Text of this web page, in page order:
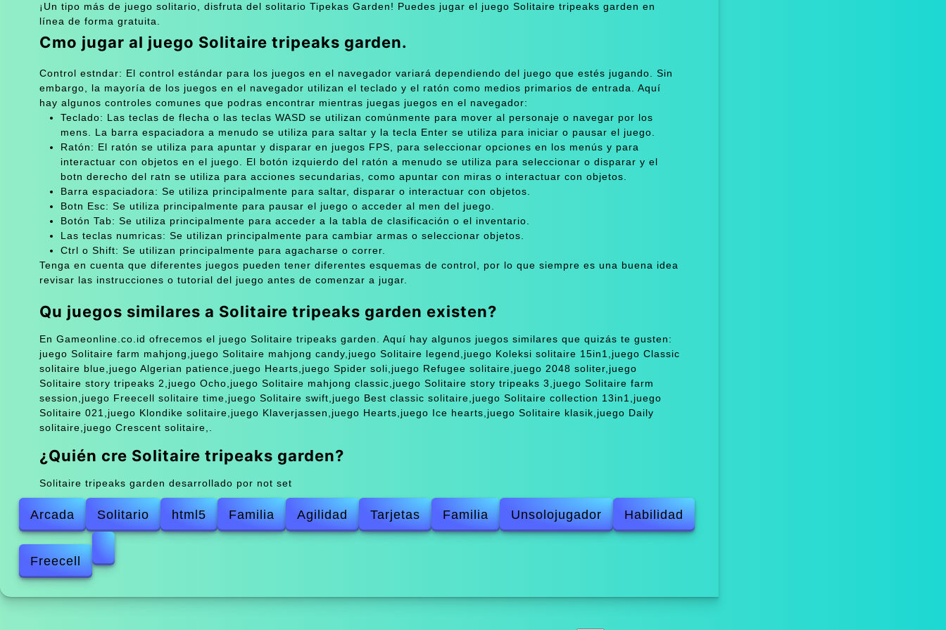
¡Un tipo más de juego solitario, disfruta del solitario Tipekas Garden! Puedes jugar el juego Solitaire tripeaks garden en
línea de forma gratuita.
Cmo jugar al juego Solitaire tripeaks garden.
Control estndar: El control estándar para los juegos en el navegador variará dependiendo del juego que estés jugando. Sin
embargo, la mayoría de los juegos en el navegador utilizan el teclado y el ratón como medios primarios de entrada. Aquí
hay algunos controles comunes que podras encontrar mientras juegas juegos en el navegador:
Teclado: Las teclas de flecha o las teclas WASD se utilizan comúnmente para mover al personaje o navegar por los
mens. La barra espaciadora a menudo se utiliza para saltar y la tecla Enter se utiliza para iniciar o pausar el juego.
Ratón: El ratón se utiliza para apuntar y disparar en juegos FPS, para seleccionar opciones en los menús y para
interactuar con objetos en el juego. El botón izquierdo del ratón a menudo se utiliza para seleccionar o disparar y el
botn derecho del ratn se utiliza para acciones secundarias, como apuntar con miras o interactuar con objetos.
Barra espaciadora: Se utiliza principalmente para saltar, disparar o interactuar con objetos.
Botn Esc: Se utiliza principalmente para pausar el juego o acceder al men del juego.
Botón Tab: Se utiliza principalmente para acceder a la tabla de clasificación o el inventario.
Las teclas numricas: Se utilizan principalmente para cambiar armas o seleccionar objetos.
Ctrl o Shift: Se utilizan principalmente para agacharse o correr.
Tenga en cuenta que diferentes juegos pueden tener diferentes esquemas de control, por lo que siempre es una buena idea
revisar las instrucciones o tutorial del juego antes de comenzar a jugar.
Qu juegos similares a Solitaire tripeaks garden existen?
En Gameonline.co.id ofrecemos el juego Solitaire tripeaks garden. Aquí hay algunos juegos similares que quizás te gusten:
juego Solitaire farm mahjong,juego Solitaire mahjong candy,juego Solitaire legend,juego Koleksi solitaire 15in1,juego Classic
solitaire blue,juego Algerian patience,juego Hearts,juego Spider soli,juego Refugee solitaire,juego 2048 soliter,juego
Solitaire story tripeaks 2,juego Ocho,juego Solitaire mahjong classic,juego Solitaire story tripeaks 3,juego Solitaire farm
session,juego Freecell solitaire time,juego Solitaire swift,juego Best classic solitaire,juego Solitaire collection 13in1,juego
Solitaire 021,juego Klondike solitaire,juego Klaverjassen,juego Hearts,juego Ice hearts,juego Solitaire klasik,juego Daily
solitaire,juego Crescent solitaire,.
¿Quién cre Solitaire tripeaks garden?
Solitaire tripeaks garden desarrollado por not set
Arcada Solitario html5 Familia Agilidad Tarjetas Familia Unsolojugador Habilidad
Freecell